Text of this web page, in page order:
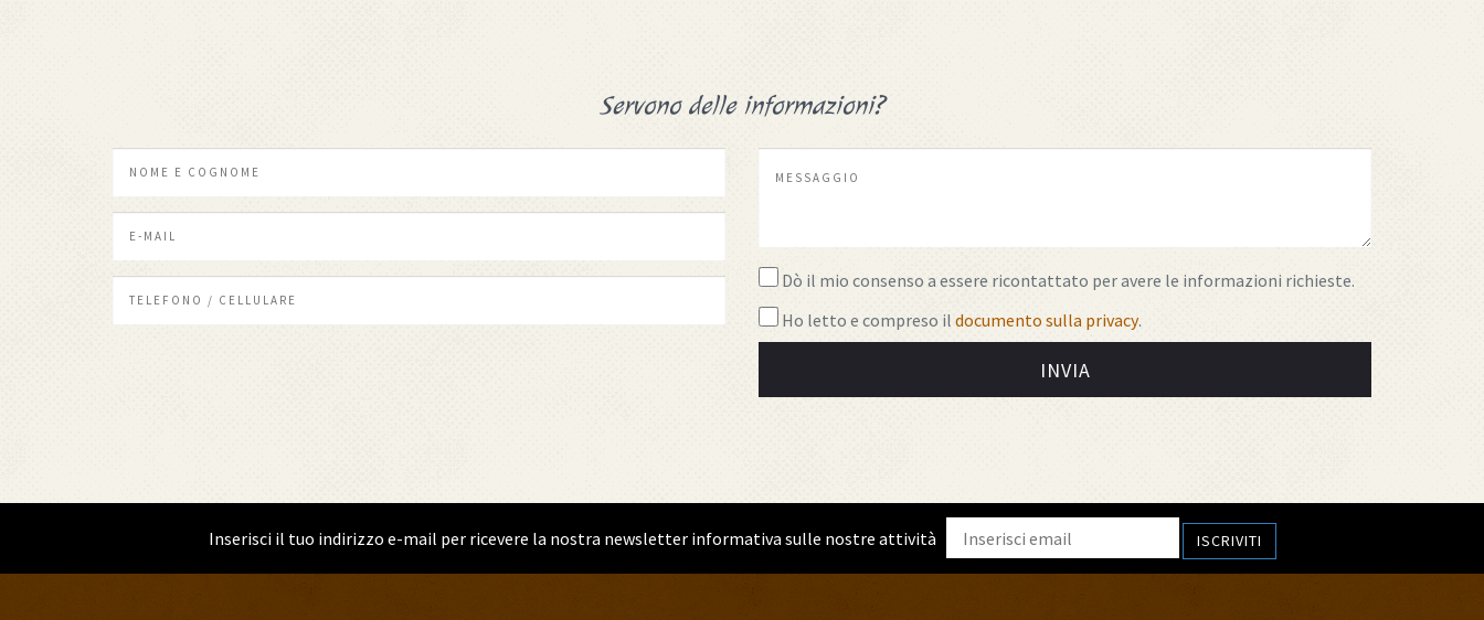
Servono delle informazioni?
Dò il mio consenso a essere ricontattato per avere le informazioni richieste.
Ho letto e compreso il documento sulla privacy.
INVIA
Inserisci il tuo indirizzo e-mail per ricevere la nostra newsletter informativa sulle nostre attività ISCRIVITI